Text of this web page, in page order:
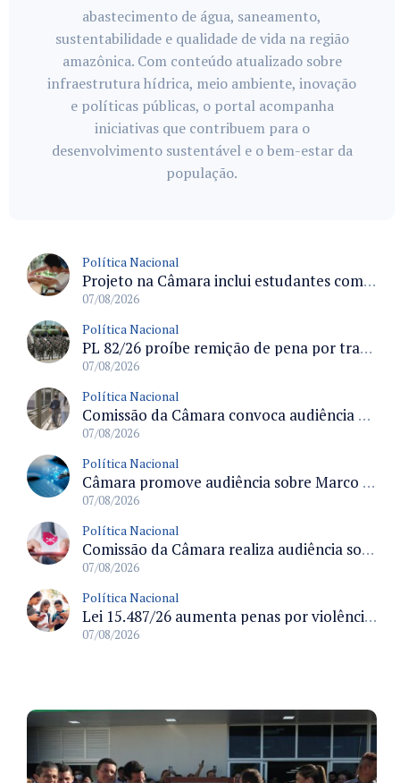
abastecimento de água, saneamento,
sustentabilidade e qualidade de vida na região
amazônica. Com conteúdo atualizado sobre
infraestrutura hídrica, meio ambiente, inovação
e políticas públicas, o portal acompanha
iniciativas que contribuem para o
desenvolvimento sustentável e o bem-estar da
população.
Política Nacional
Projeto na Câmara inclui estudantes com deficiência no regime escolar especial da LDB e estabelece critérios para frequência
07/08/2026
Política Nacional
PL 82/26 proíbe remição de pena por trabalho em funções militares para condenados por crimes contra o Estado Democrático de Direito
07/08/2026
Política Nacional
Comissão da Câmara convoca audiência para discutir misoginia nas escolas e universidades após divulgação de listas misóginas
07/08/2026
Política Nacional
Câmara promove audiência sobre Marco de Fomento à Economia Digital e impactos da inteligência artificial
07/08/2026
Política Nacional
Comissão da Câmara realiza audiência sobre apostas online para medir o tamanho do mercado ilegal
07/08/2026
Política Nacional
Lei 15.487/26 aumenta penas por violência sexual digital contra crianças e adolescentes e autoriza ronda virtual para investigação
07/08/2026